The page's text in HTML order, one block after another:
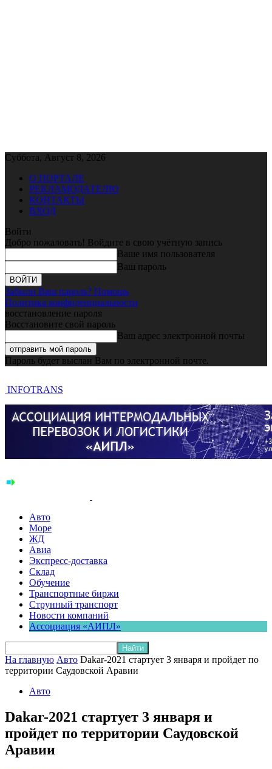
Суббота, Август 8, 2026
О ПОРТАЛЕ
РЕКЛАМОДАТЕЛЮ
КОНТАКТЫ
ВХОД
Войти
Добро пожаловать! Войдите в свою учётную запись
Ваше имя пользователя
Ваш пароль
Забыли Ваш пароль? Помощь
Политика конфиденциальности
восстановление пароля
Восстановите свой пароль
Ваш адрес электронной почты
Пароль будет выслан Вам по электронной почте.
INFOTRANS
Авто
Море
ЖД
Авиа
Экспресс-доставка
Склад
Обучение
Транспортные биржи
Струнный транспорт
Новости компаний
Ассоциация «АИПЛ»
На главную Авто Dakar-2021 стартует 3 января и пройдет по
территории Саудовской Аравии
Авто
Dakar-2021 стартует 3 января и
пройдет по территории Саудовской
Аравии